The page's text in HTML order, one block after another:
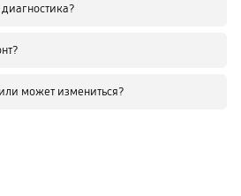
может измениться?